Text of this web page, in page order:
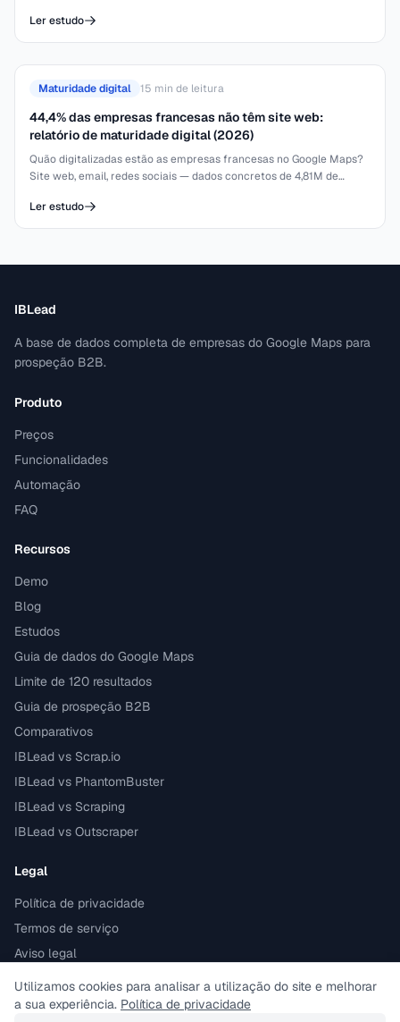
Ler estudo
Maturidade digital 15 min de leitura
44,4% das empresas francesas não têm site web:
relatório de maturidade digital (2026)
Quão digitalizadas estão as empresas francesas no Google Maps?
Site web, email, redes sociais — dados concretos de 4,81M de
Ler estudo
IBLead
A base de dados completa de empresas do Google Maps para
prospeção B2B.
Produto
Preços
Funcionalidades
Automação
FAQ
Recursos
Demo
Blog
Estudos
Guia de dados do Google Maps
Limite de 120 resultados
Guia de prospeção B2B
Comparativos
IBLead vs Scrap.io
IBLead vs PhantomBuster
IBLead vs Scraping
IBLead vs Outscraper
Legal
Política de privacidade
Termos de serviço
Aviso legal
Conforme ao RGPD
Utilizamos cookies para analisar a utilização do site e melhorar
a sua experiência. Política de privacidade